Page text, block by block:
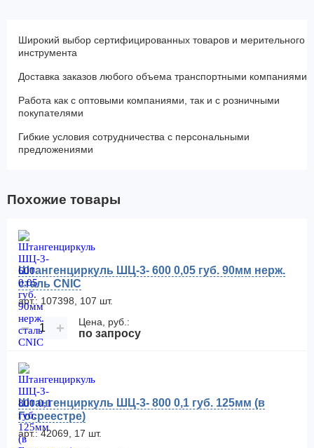
Широкий выбор сертифицированных товаров и мерительного
инструмента
Доставка заказов любого объема транспортными компаниями
Работа как с оптовыми компаниями, так и с розничными
покупателями
Гибкие условия сотрудничества с персональными
предложениями
Похожие товары
Штангенциркуль ШЦ-3- 600 0,05 губ. 90мм нерж.
сталь CNIC
арт.: 107398, 107 шт.
− + Цена, руб.:
по запросу
Штангенциркуль ШЦ-3- 800 0,1 губ. 125мм (в
Госреестре)
арт.: 42069, 17 шт.